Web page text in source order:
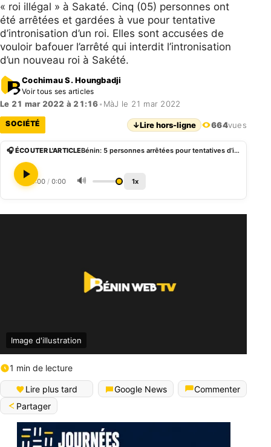
« roi illégal » à Sakaté. Cinq (05) personnes ont
été arrêtées et gardées à vue pour tentative
d’intronisation d’un roi. Elles sont accusées de
vouloir bafouer l’arrêté qui interdit l’intronisation
d’un nouveau roi à Sakété.
Cochimau S. Houngbadji
Voir tous ses articles
Le 21 mar 2022 à 21:16• MàJ le 21 mar 2022
SOCIÉTÉ ↓Lire hors-ligne 664vues
🎧 ÉCOUTER L'ARTICLE Bénin: 5 personnes arrêtées pour tentatives d’intronisation d’un nouveau roi à Sakété
0:00 / 0:00 🔊 1x
Image d'illustration
1 min de lecture
Lire plus tard Google News
Commenter
Partager